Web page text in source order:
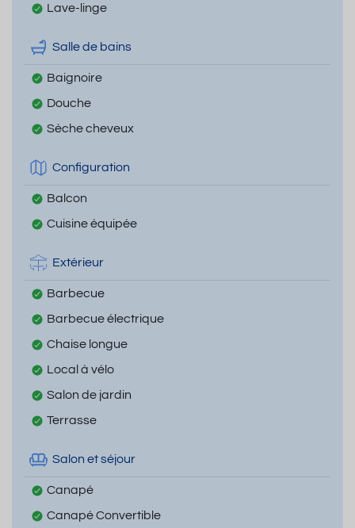
Lave-linge
Salle de bains
Baignoire
Douche
Sèche cheveux
Configuration
Balcon
Cuisine équipée
Extérieur
Barbecue
Barbecue électrique
Chaise longue
Local à vélo
Salon de jardin
Terrasse
Salon et séjour
Canapé
Canapé Convertible